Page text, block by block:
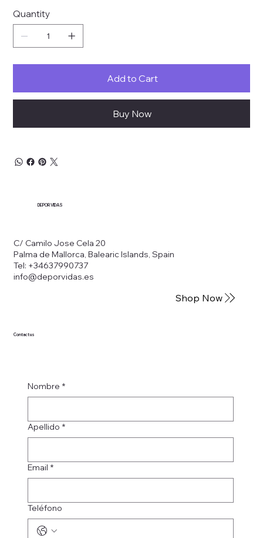
Quantity
Add to Cart
Buy Now
DEPORVIDAS
C/ Camilo Jose Cela 20
Palma de Mallorca, Balearic Islands, Spain
Tel: +34637990737
info@deporvidas.es
Shop Now
Contact us
Nombre *
Apellido *
Email *
Teléfono